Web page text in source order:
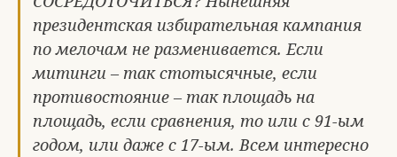
президентская избирательная кампания
по мелочам не разменивается. Если
митинги – так стотысячные, если
противостояние – так площадь на
площадь, если сравнения, то или с 91-ым
годом, или даже с 17-ым. Всем интересно